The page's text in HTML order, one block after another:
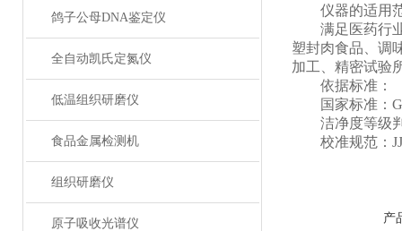
鸽子公母DNA鉴定仪
全自动凯氏定氮仪
低温组织研磨仪
食品金属检测机
组织研磨仪
原子吸收光谱仪
仪器的适用
满足医药行业
塑封肉食品、调
加工、精密试验
依据标准：
国家标准：
洁净度等级判
校准规范：
产